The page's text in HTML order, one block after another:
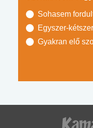
Sohasem
Egyszer-
Gyakran elő